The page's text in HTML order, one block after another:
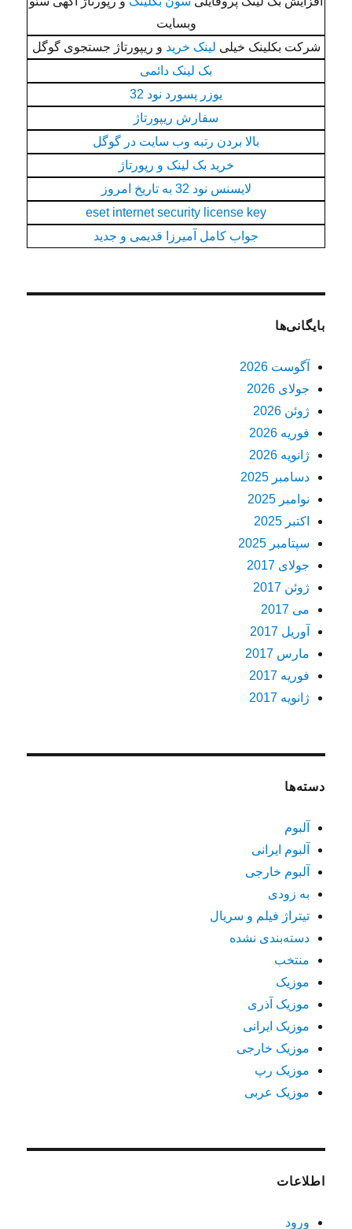
وبسایت
شرکت بکلینک خیلی لینک خرید و ریپورتاژ جستجوی گوگل
بک لینک دائمی
یوزر پسورد نود 32
سفارش ریپورتاژ
بالا بردن رتبه وب سایت در گوگل
خرید بک لینک و رپورتاژ
لایسنس نود 32 به تاریخ امروز
eset internet security license key
جواب کامل آمیرزا قدیمی و جدید
بایگانی‌ها
آگوست 2026
جولای 2026
ژوئن 2026
فوریه 2026
ژانویه 2026
دسامبر 2025
نوامبر 2025
اکتبر 2025
سپتامبر 2025
جولای 2017
ژوئن 2017
می 2017
آوریل 2017
مارس 2017
فوریه 2017
ژانویه 2017
دسته‌ها
آلبوم
آلبوم ایرانی
آلبوم خارجی
به زودی
تیتراژ فیلم و سریال
دسته‌بندی نشده
منتخب
موزیک
موزیک آذری
موزیک ایرانی
موزیک خارجی
موزیک رپ
موزیک عربی
اطلاعات
ورود